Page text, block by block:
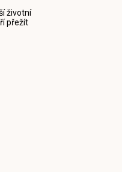
životní
přežít